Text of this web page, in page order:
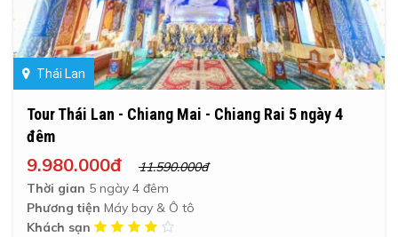
Thái Lan
Tour Thái Lan - Chiang Mai - Chiang Rai 5 ngày 4
đêm
9.980.000đ
11.590.000đ
Thời gian 5 ngày 4 đêm
Phương tiện Máy bay & Ô tô
Khách sạn